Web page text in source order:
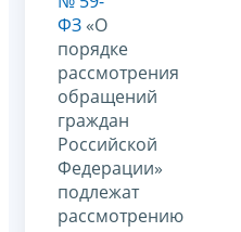
ФЗ «О
порядке
рассмотрения
обращений
граждан
Российской
Федерации»
подлежат
рассмотрению